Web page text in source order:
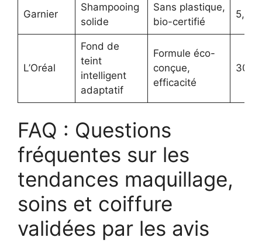
Garnier
Shampooing
solide
Sans plastique,
bio-certifié
5,90
L’Oréal
Fond de
teint
intelligent
adaptatif
Formule éco-
conçue,
efficacité
30 €
FAQ : Questions
fréquentes sur les
tendances maquillage,
soins et coiffure
validées par les avis